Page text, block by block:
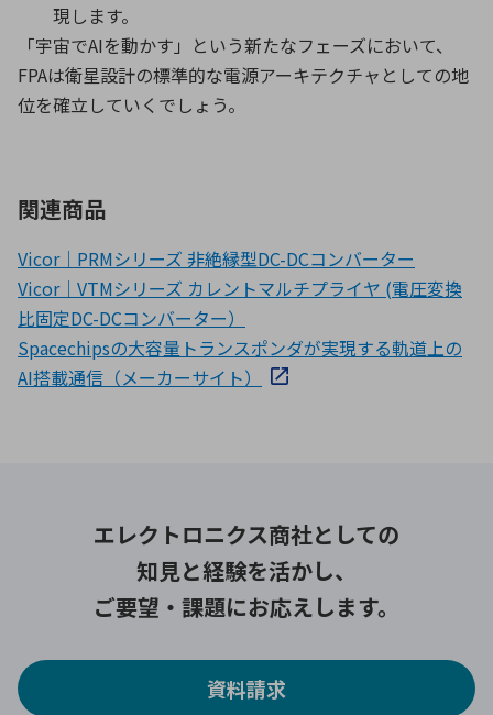
現します。
「宇宙でAIを動かす」という新たなフェーズにおいて、
FPAは衛星設計の標準的な電源アーキテクチャとしての地
位を確立していくでしょう。
関連商品
Vicor｜PRMシリーズ 非絶縁型DC-DCコンバーター
Vicor｜VTMシリーズ カレントマルチプライヤ (電圧変換
比固定DC-DCコンバーター）
Spacechipsの大容量トランスポンダが実現する軌道上の
AI搭載通信（メーカーサイト）
エレクトロニクス商社としての
知見と経験を活かし、
ご要望・課題にお応えします。
資料請求